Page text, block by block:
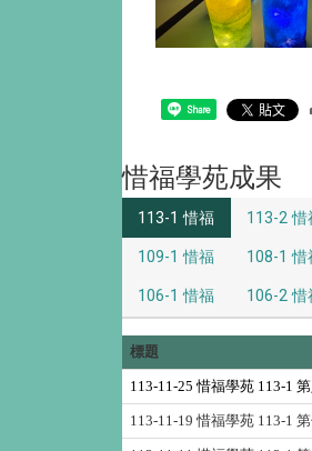
Share
惜福學苑成果
113-1 惜福 113-2 惜
109-1 惜福 108-1 惜
106-1 惜福 106-2 惜
標題
113-11-25 惜福學苑 113-1
113-11-19 惜福學苑 113-1